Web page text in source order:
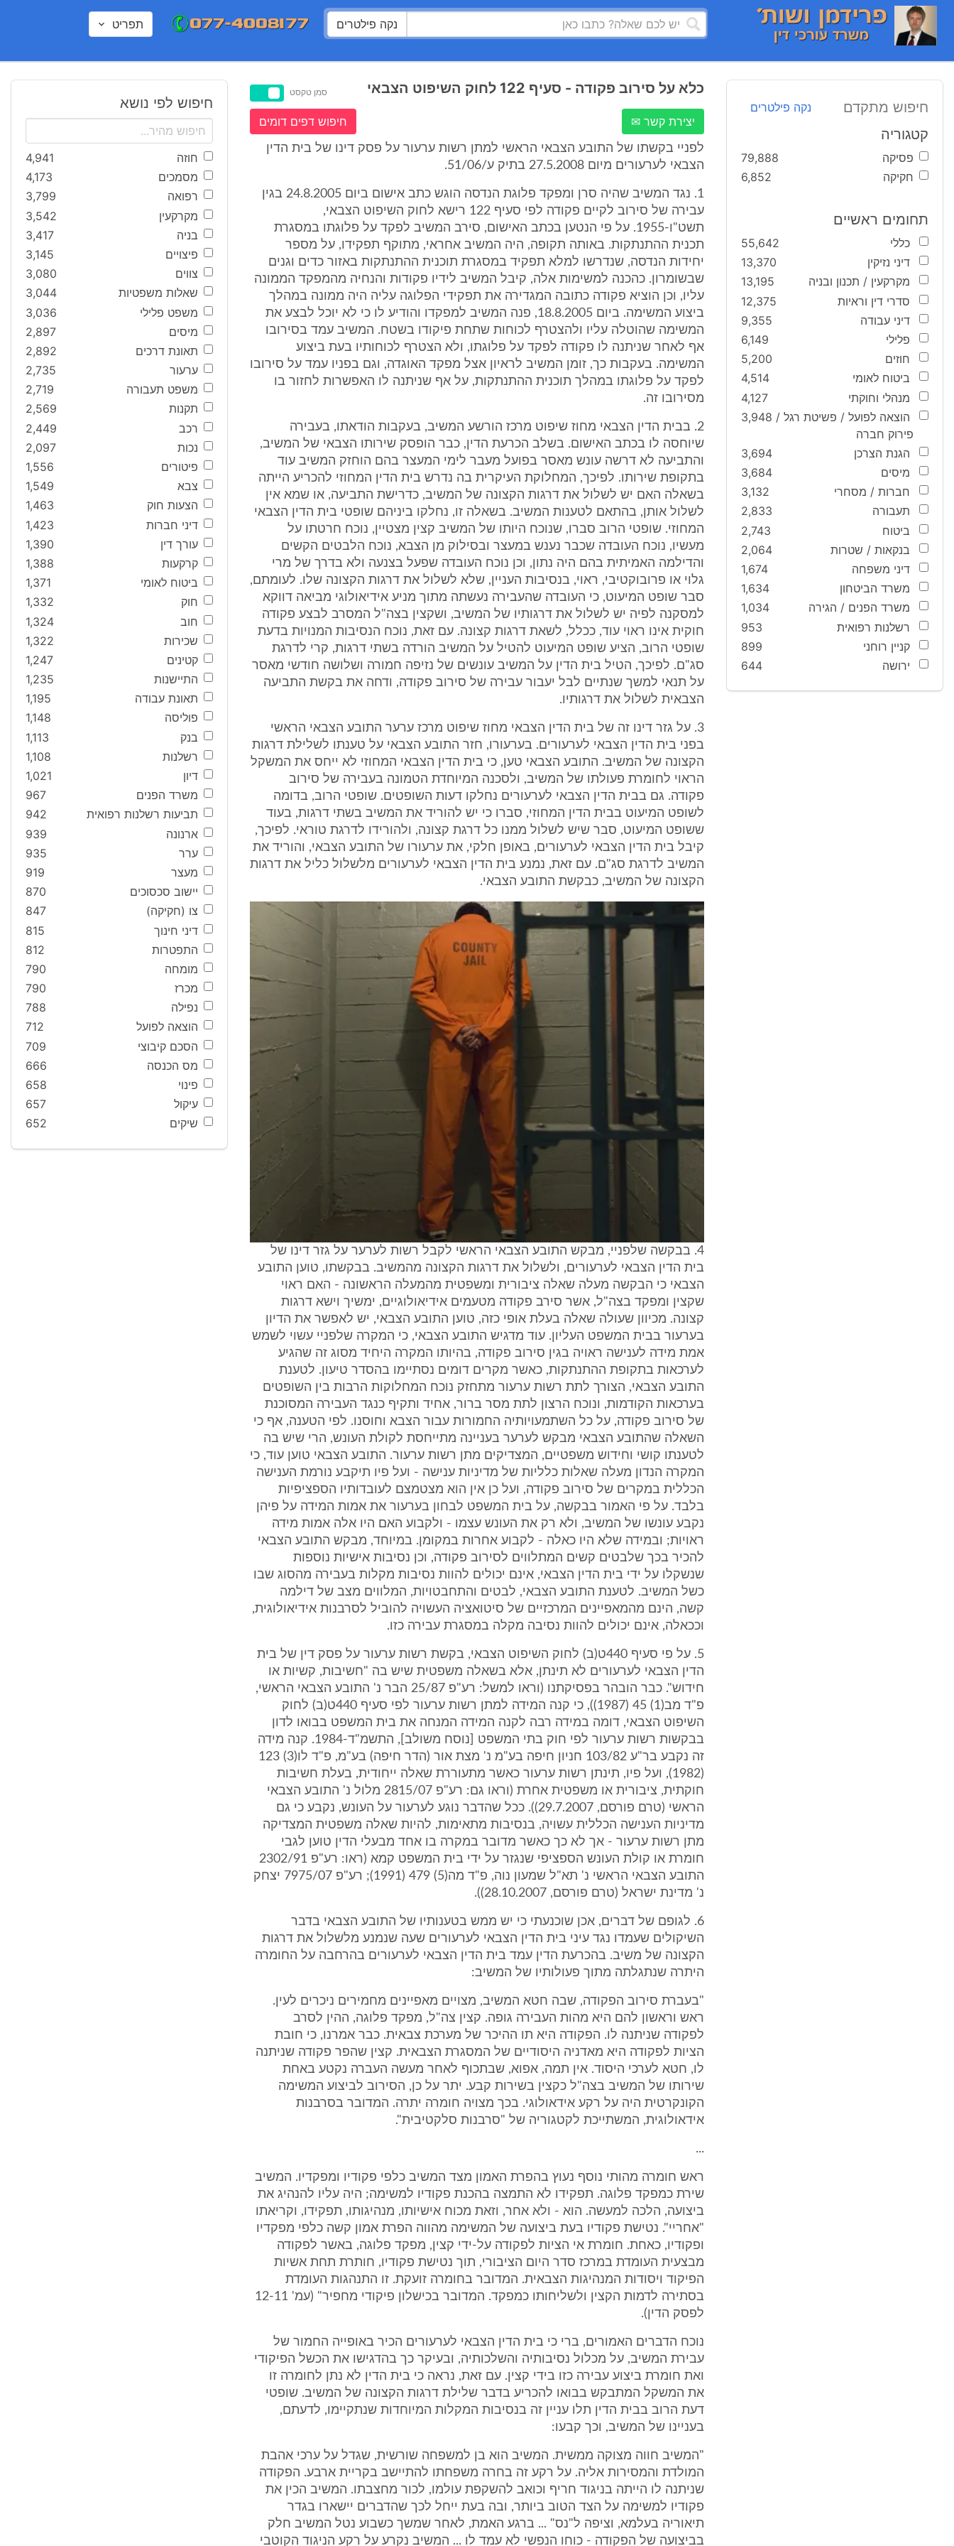
נקה פילטרים תפריט
חיפוש מתקדם נקה פילטרים
קטגוריה
פסיקה
79,888
חקיקה
6,852
תחומים ראשיים
כללי
55,642
דיני נזיקין
13,370
מקרקעין / תכנון ובניה
13,195
סדרי דין וראיות
12,375
דיני עבודה
9,355
פלילי
6,149
חוזים
5,200
ביטוח לאומי
4,514
מנהלי וחוקתי
4,127
הוצאה לפועל / פשיטת רגל /
פירוק חברה
3,948
הגנת הצרכן
3,694
מיסים
3,684
חברות / מסחרי
3,132
תעבורה
2,833
ביטוח
2,743
בנקאות / שטרות
2,064
דיני משפחה
1,674
משרד הביטחון
1,634
משרד הפנים / הגירה
1,034
רשלנות רפואית
953
קניין רוחני
899
ירושה
644
כלא על סירוב פקודה - סעיף 122 לחוק השיפוט הצבאי סמן טקסט
יצירת קשר ✉ חיפוש דפים דומים
לפניי בקשתו של התובע הצבאי הראשי למתן רשות ערעור על פסק דינו של בית הדין
הצבאי לערעורים מיום 27.5.2008 בתיק ע/51/06.
1. נגד המשיב שהיה סרן ומפקד פלוגת הנדסה הוגש כתב אישום ביום 24.8.2005 בגין
עבירה של סירוב לקיים פקודה לפי סעיף 122 רישא לחוק השיפוט הצבאי,
תשט"ו-1955. על פי הנטען בכתב האישום, סירב המשיב לפקד על פלוגתו במסגרת
תכנית ההתנתקות. באותה תקופה, היה המשיב אחראי, מתוקף תפקידו, על מספר
יחידות הנדסה, שנדרשו למלא תפקיד במסגרת תוכנית ההתנתקות באזור כדים וגנים
שבשומרון. כהכנה למשימות אלה, קיבל המשיב לידיו פקודות והנחיה מהמפקד הממונה
עליו, וכן הוציא פקודה כתובה המגדירה את תפקידי הפלוגה עליה היה ממונה במהלך
ביצוע המשימה. ביום 18.8.2005, פנה המשיב למפקדו והודיע לו כי לא יוכל לבצע את
המשימה שהוטלה עליו ולהצטרף לכוחות שתחת פיקודו בשטח. המשיב עמד בסירובו
אף לאחר שניתנה לו פקודה לפקד על פלוגתו, ולא הצטרף לכוחותיו בעת ביצוע
המשימה. בעקבות כך, זומן המשיב לראיון אצל מפקד האוגדה, וגם בפניו עמד על סירובו
לפקד על פלוגתו במהלך תוכנית ההתנתקות, על אף שניתנה לו האפשרות לחזור בו
מסירובו זה.
2. בבית הדין הצבאי מחוז שיפוט מרכז הורשע המשיב, בעקבות הודאתו, בעבירה
שיוחסה לו בכתב האישום. בשלב הכרעת הדין, כבר הופסק שירותו הצבאי של המשיב,
והתביעה לא דרשה עונש מאסר בפועל מעבר לימי המעצר בהם הוחזק המשיב עוד
בתקופת שירותו. לפיכך, המחלוקת העיקרית בה נדרש בית הדין המחוזי להכריע הייתה
בשאלה האם יש לשלול את דרגות הקצונה של המשיב, כדרישת התביעה, או שמא אין
לשלול אותן, בהתאם לטענות המשיב. בשאלה זו, נחלקו ביניהם שופטי בית הדין הצבאי
המחוזי. שופטי הרוב סברו, שנוכח היותו של המשיב קצין מצטיין, נוכח חרטתו על
מעשיו, נוכח העובדה שכבר נענש במעצר ובסילוק מן הצבא, נוכח הלבטים הקשים
והדילמה האמיתית בהם היה נתון, וכן נוכח העובדה שפעל בצנעה ולא בדרך של מרי
גלוי או פרובוקטיבי, ראוי, בנסיבות העניין, שלא לשלול את דרגות הקצונה שלו. לעומתם,
סבר שופט המיעוט, כי העובדה שהעבירה נעשתה מתוך מניע אידיאולוגי מביאה דווקא
למסקנה לפיה יש לשלול את דרגותיו של המשיב, ושקצין בצה"ל המסרב לבצע פקודה
חוקית אינו ראוי עוד, ככלל, לשאת דרגות קצונה. עם זאת, נוכח הנסיבות המנויות בדעת
שופטי הרוב, הציע שופט המיעוט להטיל על המשיב הורדה בשתי דרגות, קרי לדרגת
סג"ם. לפיכך, הטיל בית הדין על המשיב עונשים של נזיפה חמורה ושלושה חודשי מאסר
על תנאי למשך שנתיים לבל יעבור עבירה של סירוב פקודה, ודחה את בקשת התביעה
הצבאית לשלול את דרגותיו.
3. על גזר דינו זה של בית הדין הצבאי מחוז שיפוט מרכז ערער התובע הצבאי הראשי
בפני בית הדין הצבאי לערעורים. בערעורו, חזר התובע הצבאי על טענתו לשלילת דרגות
הקצונה של המשיב. התובע הצבאי טען, כי בית הדין הצבאי המחוזי לא ייחס את המשקל
הראוי לחומרת פעולתו של המשיב, ולסכנה המיוחדת הטמונה בעבירה של סירוב
פקודה. גם בבית הדין הצבאי לערעורים נחלקו דעות השופטים. שופטי הרוב, בדומה
לשופט המיעוט בבית הדין המחוזי, סברו כי יש להוריד את המשיב בשתי דרגות, בעוד
ששופט המיעוט, סבר שיש לשלול ממנו כל דרגת קצונה, ולהורידו לדרגת טוראי. לפיכך,
קיבל בית הדין הצבאי לערעורים, באופן חלקי, את ערעורו של התובע הצבאי, והוריד את
המשיב לדרגת סג"ם. עם זאת, נמנע בית הדין הצבאי לערעורים מלשלול כליל את דרגות
הקצונה של המשיב, כבקשת התובע הצבאי.
4. בבקשה שלפניי, מבקש התובע הצבאי הראשי לקבל רשות לערער על גזר דינו של
בית הדין הצבאי לערעורים, ולשלול את דרגות הקצונה מהמשיב. בבקשתו, טוען התובע
הצבאי כי הבקשה מעלה שאלה ציבורית ומשפטית מהמעלה הראשונה - האם ראוי
שקצין ומפקד בצה"ל, אשר סירב פקודה מטעמים אידיאולוגיים, ימשיך וישא דרגות
קצונה. מכיוון שעולה שאלה בעלת אופי כזה, טוען התובע הצבאי, יש לאפשר את הדיון
בערעור בבית המשפט העליון. עוד מדגיש התובע הצבאי, כי המקרה שלפניי עשוי לשמש
אמת מידה לענישה ראויה בגין סירוב פקודה, בהיותו המקרה היחיד מסוג זה שהגיע
לערכאות בתקופת ההתנתקות, כאשר מקרים דומים נסתיימו בהסדר טיעון. לטענת
התובע הצבאי, הצורך לתת רשות ערעור מתחזק נוכח המחלוקות הרבות בין השופטים
בערכאות הקודמות, ונוכח הרצון לתת מסר ברור, אחיד ותקיף כנגד העבירה המסוכנת
של סירוב פקודה, על כל השתמעויותיה החמורות עבור הצבא וחוסנו. לפי הטענה, אף כי
השאלה שהתובע הצבאי מבקש לערער בעניינה מתייחסת לקולת העונש, הרי שיש בה
לטענתו קושי וחידוש משפטיים, המצדיקים מתן רשות ערעור. התובע הצבאי טוען עוד, כי
המקרה הנדון מעלה שאלות כלליות של מדיניות ענישה - ועל פיו תיקבע נורמת הענישה
הכללית במקרים של סירוב פקודה, ועל כן אין הוא מצטמצם לעובדותיו הספציפיות
בלבד. על פי האמור בבקשה, על בית המשפט לבחון בערעור את אמות המידה על פיהן
נקבע עונשו של המשיב, ולא רק את העונש עצמו - ולקבוע האם היו אלה אמות מידה
ראויות; ובמידה שלא היו כאלה - לקבוע אחרות במקומן. במיוחד, מבקש התובע הצבאי
להכיר בכך שלבטים קשים המתלווים לסירוב פקודה, וכן נסיבות אישיות נוספות
שנשקלו על ידי בית הדין הצבאי, אינם יכולים להוות נסיבות מקלות בעבירה מהסוג שבו
כשל המשיב. לטענת התובע הצבאי, לבטים והתחבטויות, המלווים מצב של דילמה
קשה, הינם מהמאפיינים המרכזיים של סיטואציה העשויה להוביל לסרבנות אידיאולוגית,
וככאלה, אינם יכולים להוות נסיבה מקלה במסגרת עבירה כזו.
5. על פי סעיף 440ט(ב) לחוק השיפוט הצבאי, בקשת רשות ערעור על פסק דין של בית
הדין הצבאי לערעורים לא תינתן, אלא בשאלה משפטית שיש בה "חשיבות, קשיות או
חידוש". כבר הובהר בפסיקתנו (וראו למשל: רע"פ 25/87 הבר נ' התובע הצבאי הראשי,
פ"ד מב(1) 45 (1987)), כי קנה המידה למתן רשות ערעור לפי סעיף 440ט(ב) לחוק
השיפוט הצבאי, דומה במידה רבה לקנה המידה המנחה את בית המשפט בבואו לדון
בבקשות רשות ערעור לפי חוק בתי המשפט [נוסח משולב], התשמ"ד-1984. קנה מידה
זה נקבע בר"ע 103/82 חניון חיפה בע"מ נ' מצת אור (הדר חיפה) בע"מ, פ"ד לו(3) 123
(1982), ועל פיו, תינתן רשות ערעור כאשר מתעוררת שאלה ייחודית, בעלת חשיבות
חוקתית, ציבורית או משפטית אחרת (וראו גם: רע"פ 2815/07 מלול נ' התובע הצבאי
הראשי (טרם פורסם, 29.7.2007)). ככל שהדבר נוגע לערעור על העונש, נקבע כי גם
מדיניות הענישה הכללית עשויה, בנסיבות מתאימות, להיות שאלה משפטית המצדיקה
מתן רשות ערעור - אך לא כך כאשר מדובר במקרה בו אחד מבעלי הדין טוען לגבי
חומרת או קולת העונש הספציפי שנגזר על ידי בית המשפט קמא (ראו: רע"פ 2302/91
התובע הצבאי הראשי נ' תא"ל שמעון נוה, פ"ד מה(5) 479 (1991); רע"פ 7975/07 יצחק
נ' מדינת ישראל (טרם פורסם, 28.10.2007)).
6. לגופם של דברים, אכן שוכנעתי כי יש ממש בטענותיו של התובע הצבאי בדבר
השיקולים שעמדו נגד עיני בית הדין הצבאי לערעורים שעה שנמנע מלשלול את דרגות
הקצונה של משיב. בהכרעת הדין עמד בית הדין הצבאי לערעורים בהרחבה על החומרה
היתרה שנתגלתה מתוך פעולותיו של המשיב:
"בעברת סירוב הפקודה, שבה חטא המשיב, מצויים מאפיינים מחמירים ניכרים לעין.
ראש וראשון להם היא מהות העבירה גופה. קצין צה"ל, מפקד פלוגה, ההין לסרב
לפקודה שניתנה לו. הפקודה היא תו ההיכר של מערכת צבאית. כבר אמרנו, כי חובת
הציות לפקודה היא מאדניה היסודיים של המסגרת הצבאית. קצין שהפר פקודה שניתנה
לו, חטא לערכי היסוד. אין תמה, אפוא, שבתכוף לאחר מעשה העברה נקטע באחת
שירותו של המשיב בצה"ל כקצין בשירות קבע. יתר על כן, הסירוב לביצוע המשימה
הקונקרטית היה על רקע אידאולוגי. בכך מצויה חומרה יתרה. המדובר בסרבנות
אידאולוגית, המשתייכת לקטגוריה של "סרבנות סלקטיבית".
...
ראש חומרה מהותי נוסף נעוץ בהפרת האמון מצד המשיב כלפי פקודיו ומפקדיו. המשיב
שירת כמפקד פלוגה. תפקידו לא התמצה בהכנת פקודיו למשימה; היה עליו להנהיג את
ביצועה, הלכה למעשה. הוא - ולא אחר, וזאת מכוח אישיותו, מנהיגותו, תפקידו, וקריאתו
"אחריי". נטישת פקודיו בעת ביצועה של המשימה מהווה הפרת אמון קשה כלפי מפקדיו
ופקודיו, כאחת. חומרת אי הציות לפקודה על-ידי קצין, מפקד פלוגה, באשר לפקודה
מבצעית העומדת במרכז סדר היום הציבורי, תוך נטישת פקודיו, חותרת תחת אשיות
הפיקוד ויסודות המנהיגות הצבאית. המדובר בחומרה זועקת. זו התנהגות העומדת
בסתירה לדמות הקצין ולשליחותו כמפקד. המדובר בכישלון פיקודי מחפיר" (עמ' 12-11
לפסק הדין).
נוכח הדברים האמורים, ברי כי בית הדין הצבאי לערעורים הכיר באופייה החמור של
עבירת המשיב, על מכלול נסיבותיה והשלכותיה, ובעיקר כך בהדגישו את הכשל הפיקודי
ואת חומרת ביצוע עבירה כזו בידי קצין. עם זאת, נראה כי בית הדין לא נתן לחומרה זו
את המשקל המתבקש בבואו להכריע בדבר שלילת דרגות הקצונה של המשיב. שופטי
דעת הרוב בבית הדין תלו עניין זה בנסיבות המקלות המיוחדות שנתקיימו, לדעתם,
בעניינו של המשיב, וכך קבעו:
"המשיב חווה מצוקה ממשית. המשיב הוא בן למשפחה שורשית, שגדל על ערכי אהבת
המולדת והמסירות אליה. על רקע זה בחרה משפחתו להתיישב בקריית ארבע. הפקודה
שניתנה לו הייתה בניגוד חריף וכואב להשקפת עולמו, לכור מחצבתו. המשיב הכין את
פקודיו למשימה על הצד הטוב ביותר, ובה בעת ייחל לכך שהדברים יישארו בגדר
תיאוריה בעלמא, וציפה ל"נס" ... ברגע האמת, לאחר שמשך כשבוע נטל המשיב חלק
בביצועה של הפקודה - כוחו הנפשי לא עמד לו ... המשיב נקרע על רקע הניגוד הקוטבי
חיפוש לפי נושא
חוזה
4,941
מסמכים
4,173
רפואה
3,799
מקרקעין
3,542
בניה
3,417
פיצויים
3,145
צווים
3,080
שאלות משפטיות
3,044
משפט פלילי
3,036
מיסים
2,897
תאונת דרכים
2,892
ערעור
2,735
משפט תעבורה
2,719
תקנות
2,569
רכב
2,449
נכות
2,097
פיטורים
1,556
צבא
1,549
הצעות חוק
1,463
דיני חברות
1,423
עורך דין
1,390
קרקעות
1,388
ביטוח לאומי
1,371
חוק
1,332
חוב
1,324
שכירות
1,322
קטינים
1,247
התיישנות
1,235
תאונת עבודה
1,195
פוליסה
1,148
בנק
1,113
רשלנות
1,108
דיון
1,021
משרד הפנים
967
תביעות רשלנות רפואית
942
ארנונה
939
ערר
935
מעצר
919
יישוב סכסוכים
870
צו (חקיקה)
847
דיני חינוך
815
התפטרות
812
מומחה
790
מכרז
790
נפילה
788
הוצאה לפועל
712
הסכם קיבוצי
709
מס הכנסה
666
פינוי
658
עיקול
657
שיקים
652